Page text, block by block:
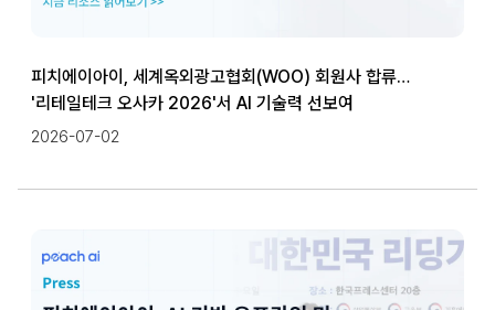
피치에이아이, 세계옥외광고협회(WOO) 회원사 합류…
'리테일테크 오사카 2026'서 AI 기술력 선보여
2026-07-02